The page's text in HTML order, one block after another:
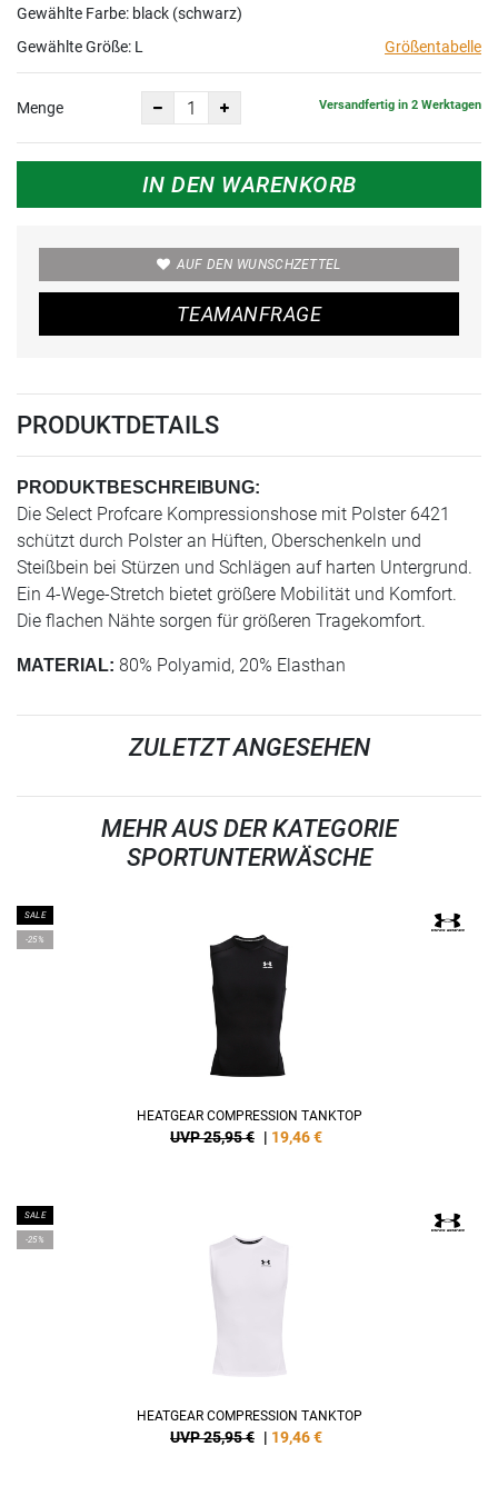
Gewählte Farbe: black (schwarz)
Gewählte Größe: L Größentabelle
Menge Versandfertig in 2 Werktagen
IN DEN WARENKORB
AUF DEN WUNSCHZETTEL
TEAMANFRAGE
PRODUKTDETAILS
PRODUKTBESCHREIBUNG:
Die Select Profcare Kompressionshose mit Polster 6421
schützt durch Polster an Hüften, Oberschenkeln und
Steißbein bei Stürzen und Schlägen auf harten Untergrund.
Ein 4-Wege-Stretch bietet größere Mobilität und Komfort.
Die flachen Nähte sorgen für größeren Tragekomfort.
MATERIAL: 80% Polyamid, 20% Elasthan
ZULETZT ANGESEHEN
MEHR AUS DER KATEGORIE
SPORTUNTERWÄSCHE
SALE
-25%
HEATGEAR COMPRESSION TANKTOP
UVP 25,95 € | 19,46€
SALE
-25%
HEATGEAR COMPRESSION TANKTOP
UVP 25,95 € | 19,46€